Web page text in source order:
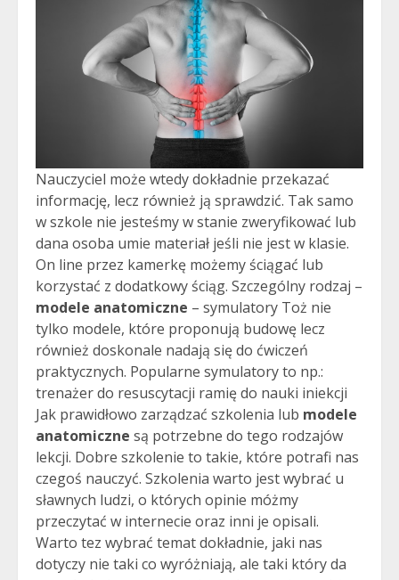
Nauczyciel może wtedy dokładnie przekazać
informację, lecz również ją sprawdzić. Tak samo
w szkole nie jesteśmy w stanie zweryfikować lub
dana osoba umie materiał jeśli nie jest w klasie.
On line przez kamerkę możemy ściągać lub
korzystać z dodatkowy ściąg. Szczególny rodzaj –
modele anatomiczne – symulatory Toż nie
tylko modele, które proponują budowę lecz
również doskonale nadają się do ćwiczeń
praktycznych. Popularne symulatory to np.:
trenażer do resuscytacji ramię do nauki iniekcji
Jak prawidłowo zarządzać szkolenia lub modele
anatomiczne są potrzebne do tego rodzajów
lekcji. Dobre szkolenie to takie, które potrafi nas
czegoś nauczyć. Szkolenia warto jest wybrać u
sławnych ludzi, o których opinie móżmy
przeczytać w internecie oraz inni je opisali.
Warto tez wybrać temat dokładnie, jaki nas
dotyczy nie taki co wyróżniają, ale taki który da